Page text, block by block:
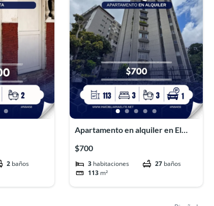
2 baños
Apartamento en alquiler en El
$700
3 habitaciones 27 baños
113 m²